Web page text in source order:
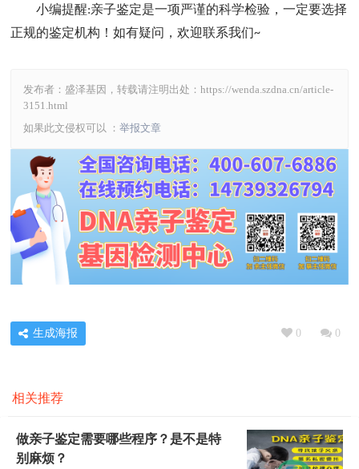
小编提醒:亲子鉴定是一项严谨的科学检验，一定要选择
正规的鉴定机构！如有疑问，欢迎联系我们~
发布者：盛泽基因，转载请注明出处： https://wenda.szdna.cn/article-
3151.html
如果此文侵权可以 ： 举报文章
0 0
生成海报
相关推荐
做亲子鉴定需要哪些程序？是不是特
别麻烦？